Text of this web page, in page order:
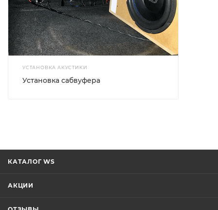
УСТАНОВКА АКУСТИКИ
Установка сабвуфера
КАТАЛОГ WS
АКЦИИ